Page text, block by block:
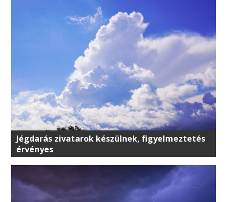
Jégdarás zivatarok készülnek, figyelmeztetés
érvényes